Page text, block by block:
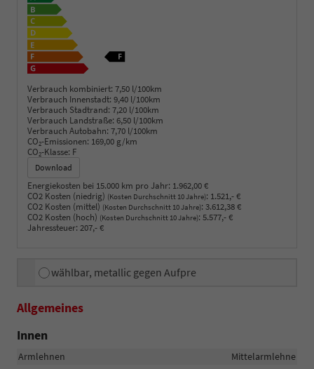
Verbrauch kombiniert: 7,50 l/100km
Verbrauch Innenstadt: 9,40 l/100km
Verbrauch Stadtrand: 7,20 l/100km
Verbrauch Landstraße: 6,50 l/100km
Verbrauch Autobahn: 7,70 l/100km
CO2-Emissionen: 169,00 g/km
CO2-Klasse: F
Download
Energiekosten bei 15.000 km pro Jahr: 1.962,00 €
CO2 Kosten (niedrig) (Kosten Durchschnitt 10 Jahre): 1.521,- €
CO2 Kosten (mittel) (Kosten Durchschnitt 10 Jahre): 3.612,38 €
CO2 Kosten (hoch) (Kosten Durchschnitt 10 Jahre): 5.577,- €
Jahressteuer: 207,- €
wählbar, metallic gegen Aufpre
Allgemeines
Innen
Armlehnen
Mittelarmlehne